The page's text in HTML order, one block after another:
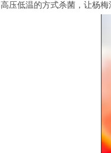
压低温的方式杀菌，让杨